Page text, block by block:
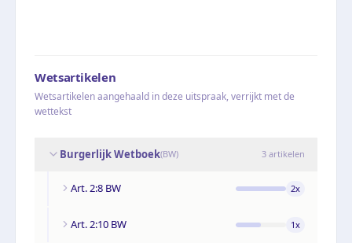
Wetsartikelen
Wetsartikelen aangehaald in deze uitspraak, verrijkt met de
wettekst
Burgerlijk Wetboek(BW) 3 artikelen
Art. 2:8 BW 2x
Art. 2:10 BW 1x